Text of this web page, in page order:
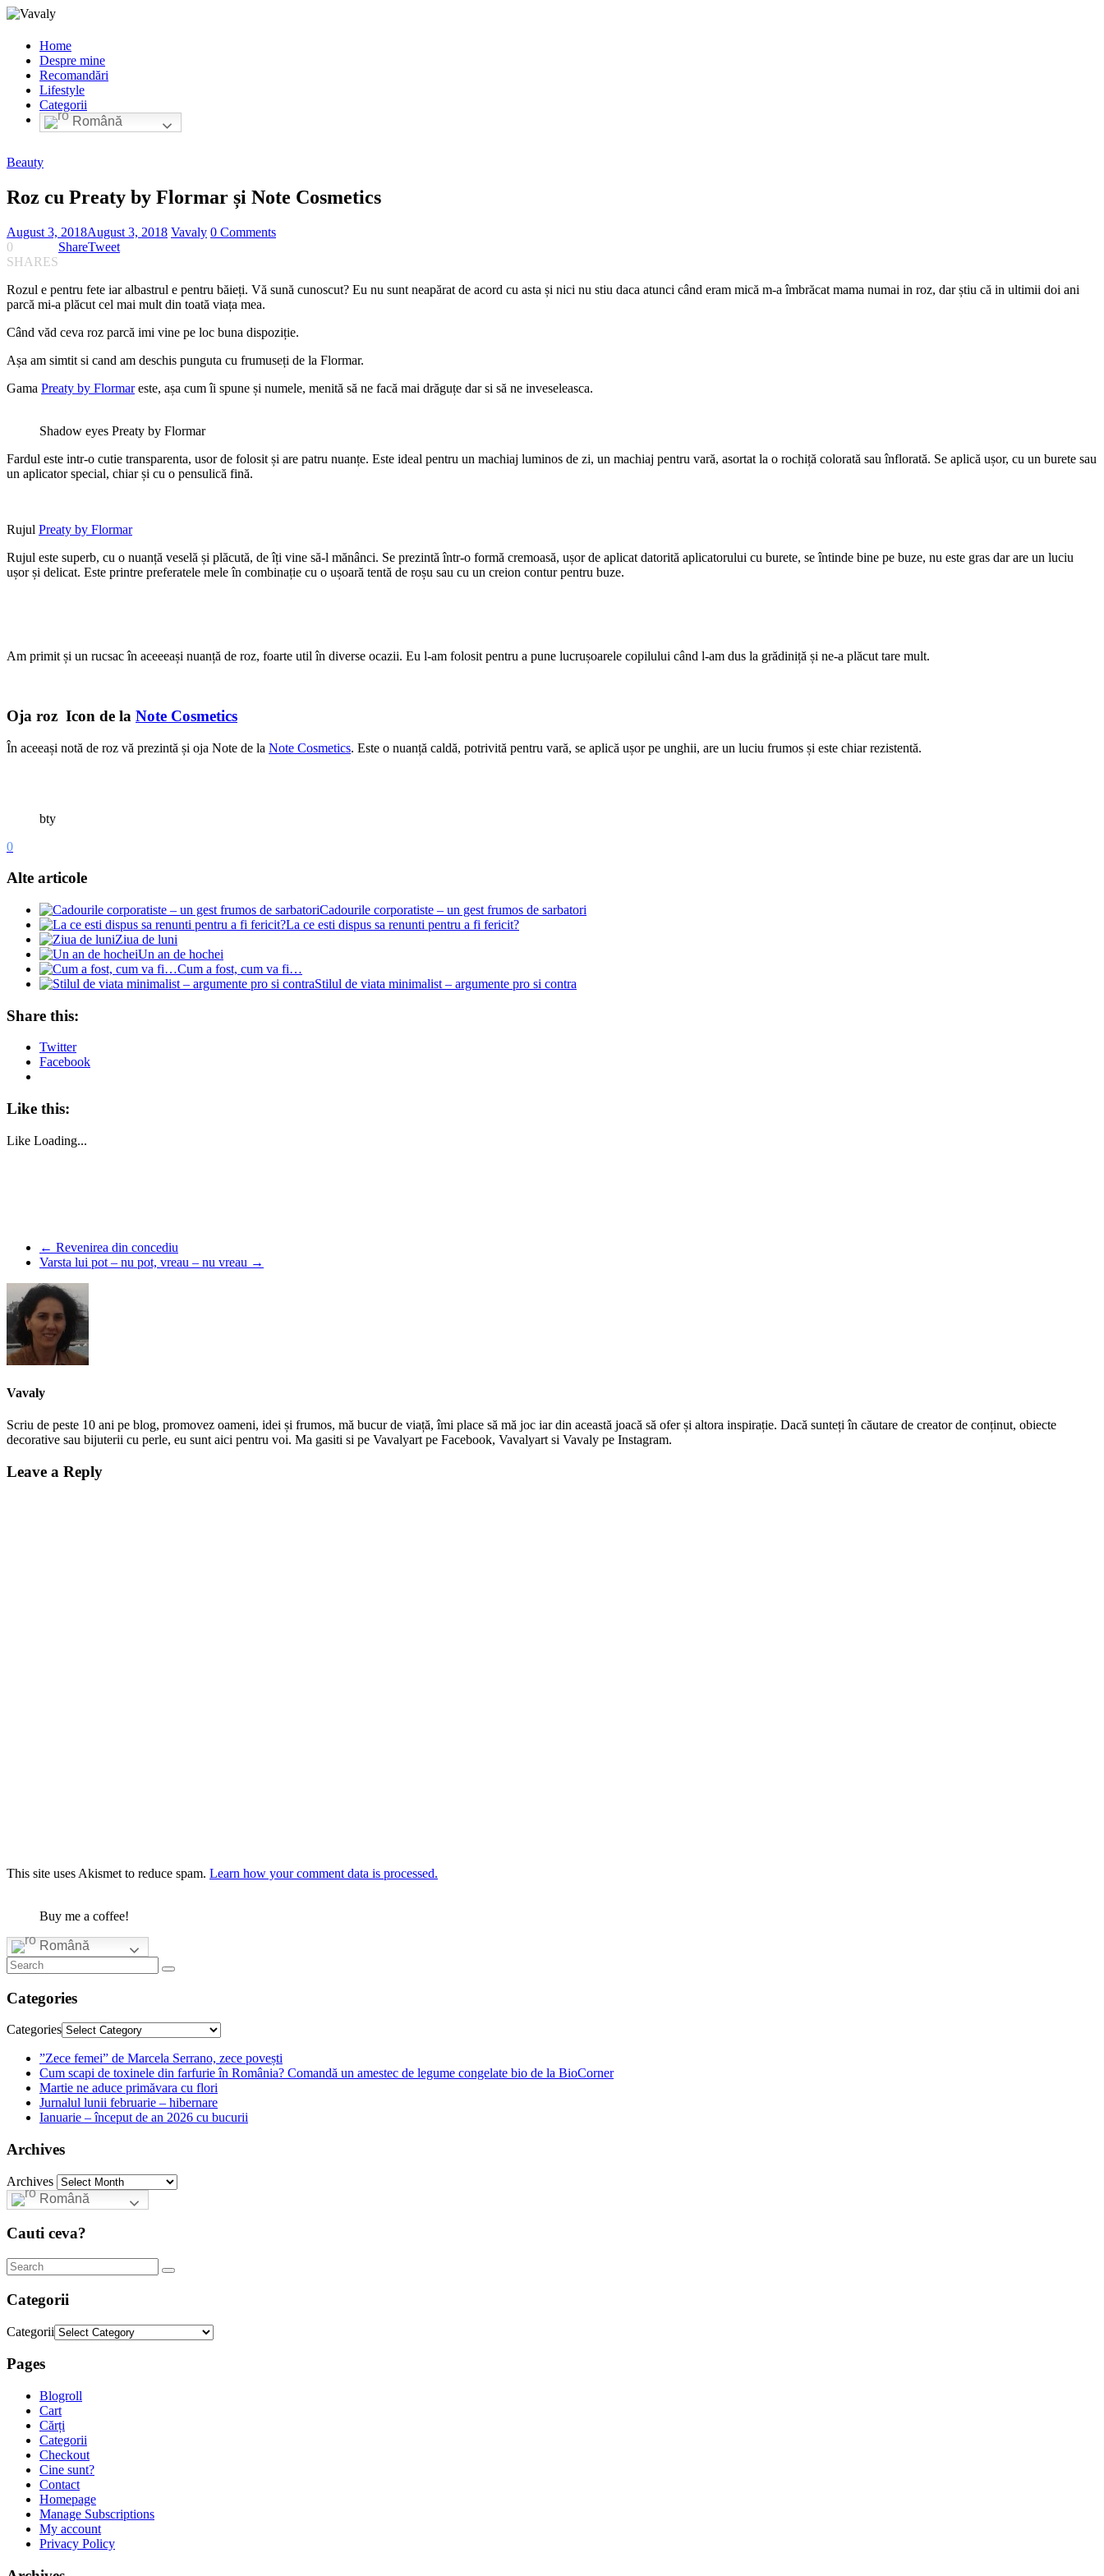
Home
Despre mine
Recomandări
Lifestyle
Categorii
Română
Beauty
Roz cu Preaty by Flormar și Note Cosmetics
August 3, 2018August 3, 2018 Vavaly 0 Comments
0
SHARES
ShareTweet
Rozul e pentru fete iar albastrul e pentru băieți. Vă sună cunoscut? Eu nu sunt neapărat de acord cu asta și nici nu stiu daca atunci când eram mică m-a îmbrăcat mama numai in roz, dar știu că in ultimii doi ani
parcă mi-a plăcut cel mai mult din toată viața mea.
Când văd ceva roz parcă imi vine pe loc buna dispoziție.
Așa am simtit si cand am deschis punguta cu frumuseți de la Flormar.
Gama Preaty by Flormareste, așa cum îi spune și numele, menită să ne facă mai drăguțe dar si să ne inveseleasca.
Shadow eyes Preaty by Flormar
Fardul este intr-o cutie transparenta, usor de folosit și are patru nuanțe. Este ideal pentru un machiaj luminos de zi, un machiaj pentru vară, asortat la o rochiță colorată sau înflorată. Se aplică ușor, cu un burete sau
un aplicator special, chiar și cu o pensulică fină.
Rujul Preaty by Flormar
Rujul este superb, cu o nuanță veselă și plăcută, de îți vine să-l mănânci. Se prezintă într-o formă cremoasă, ușor de aplicat datorită aplicatorului cu burete, se întinde bine pe buze, nu este gras dar are un luciu
ușor și delicat. Este printre preferatele mele în combinație cu o ușoară tentă de roșu sau cu un creion contur pentru buze.
Am primit și un rucsac în aceeeași nuanță de roz, foarte util în diverse ocazii. Eu l-am folosit pentru a pune lucrușoarele copilului când l-am dus la grădiniță și ne-a plăcut tare mult.
Oja roz Icon de la Note Cosmetics
În aceeași notă de roz vă prezintă și oja Note de la Note Cosmetics. Este o nuanță caldă, potrivită pentru vară, se aplică ușor pe unghii, are un luciu frumos și este chiar rezistentă.
bty
0
Alte articole
Cadourile corporatiste – un gest frumos de sarbatori
La ce esti dispus sa renunti pentru a fi fericit?
Ziua de luni
Un an de hochei
Cum a fost, cum va fi…
Stilul de viata minimalist – argumente pro si contra
Share this:
Twitter
Facebook
Like this:
Like Loading...
← Revenirea din concediu
Varsta lui pot – nu pot, vreau – nu vreau →
Vavaly
Scriu de peste 10 ani pe blog, promovez oameni, idei și frumos, mă bucur de viață, îmi place să mă joc iar din această joacă să ofer și altora inspirație. Dacă sunteți în căutare de creator de conținut, obiecte
decorative sau bijuterii cu perle, eu sunt aici pentru voi. Ma gasiti si pe Vavalyart pe Facebook, Vavalyart si Vavaly pe Instagram.
Leave a Reply
This site uses Akismet to reduce spam. Learn how your comment data is processed.
Buy me a coffee!
Română
Categories
Categories
”Zece femei” de Marcela Serrano, zece povești
Cum scapi de toxinele din farfurie în România? Comandă un amestec de legume congelate bio de la BioCorner
Martie ne aduce primăvara cu flori
Jurnalul lunii februarie – hibernare
Ianuarie – început de an 2026 cu bucurii
Archives
Archives
Română
Cauti ceva?
Categorii
Categorii
Pages
Blogroll
Cart
Cărți
Categorii
Checkout
Cine sunt?
Contact
Homepage
Manage Subscriptions
My account
Privacy Policy